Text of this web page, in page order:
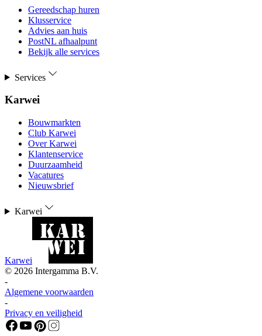
Gereedschap huren
Klusservice
Advies aan huis
PostNL afhaalpunt
Bekijk alle services
Services
Karwei
Bouwmarkten
Club Karwei
Over Karwei
Klantenservice
Duurzaamheid
Vacatures
Nieuwsbrief
Karwei
Karwei
© 2026 Intergamma B.V.
-
Algemene voorwaarden
-
Privacy en veiligheid